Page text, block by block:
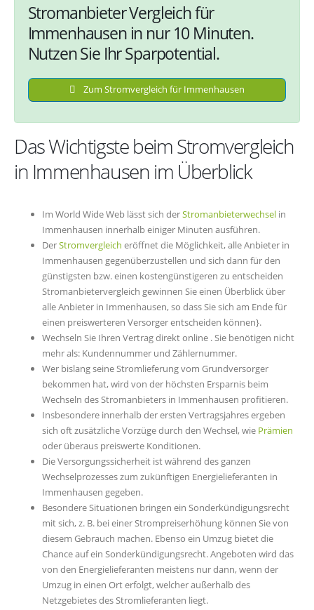
Stromanbieter Vergleich für
Immenhausen in nur 10 Minuten.
Nutzen Sie Ihr Sparpotential.
Zum Stromvergleich für Immenhausen
Das Wichtigste beim Stromvergleich
in Immenhausen im Überblick
Im World Wide Web lässt sich derStromanbieterwechsel in
Immenhausen innerhalb einiger Minuten ausführen.
DerStromvergleich eröffnet die Möglichkeit, alle Anbieter in
Immenhausen gegenüberzustellen und sich dann für den
günstigsten bzw. einen kostengünstigeren zu entscheiden
Stromanbietervergleich gewinnen Sie einen Überblick über
alle Anbieter in Immenhausen, so dass Sie sich am Ende für
einen preiswerteren Versorger entscheiden können}.
Wechseln Sie Ihren Vertrag direkt online . Sie benötigen nicht
mehr als: Kundennummer und Zählernummer.
Wer bislang seine Stromlieferung vom Grundversorger
bekommen hat, wird von der höchsten Ersparnis beim
Wechseln des Stromanbieters in Immenhausen profitieren.
Insbesondere innerhalb der ersten Vertragsjahres ergeben
sich oft zusätzliche Vorzüge durch den Wechsel, wie Prämien
oder überaus preiswerte Konditionen.
Die Versorgungssicherheit ist während des ganzen
Wechselprozesses zum zukünftigen Energielieferanten in
Immenhausen gegeben.
Besondere Situationen bringen ein Sonderkündigungsrecht
mit sich, z. B. bei einer Strompreiserhöhung können Sie von
diesem Gebrauch machen. Ebenso ein Umzug bietet die
Chance auf ein Sonderkündigungsrecht. Angeboten wird das
von den Energielieferanten meistens nur dann, wenn der
Umzug in einen Ort erfolgt, welcher außerhalb des
Netzgebietes des Stromlieferanten liegt.